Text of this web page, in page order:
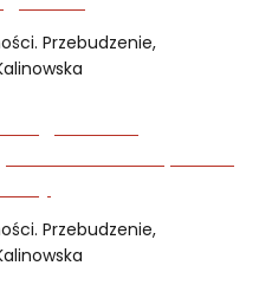
Przebudzenie,
Przebudzenie,